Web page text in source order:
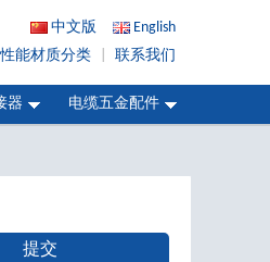
中文版
English
能材质分类 联系我们
器 电缆五金配件
提交